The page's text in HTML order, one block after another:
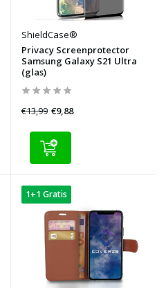
ShieldCase®
Privacy Screenprotector
Samsung Galaxy S21 Ultra
(glas)
€13,99 €9,88
1+1 Gratis